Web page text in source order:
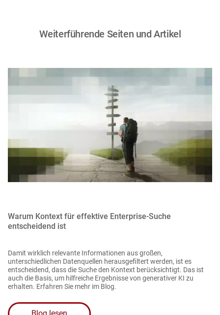
Weiterführende Seiten und Artikel
Warum Kontext für effektive Enterprise-Suche
entscheidend ist
Damit wirklich relevante Informationen aus großen,
unterschiedlichen Datenquellen herausgefiltert werden, ist es
entscheidend, dass die Suche den Kontext berücksichtigt. Das ist
auch die Basis, um hilfreiche Ergebnisse von generativer KI zu
erhalten. Erfahren Sie mehr im Blog.
Blog lesen